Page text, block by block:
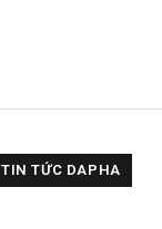
TIN TỨC DAPHA